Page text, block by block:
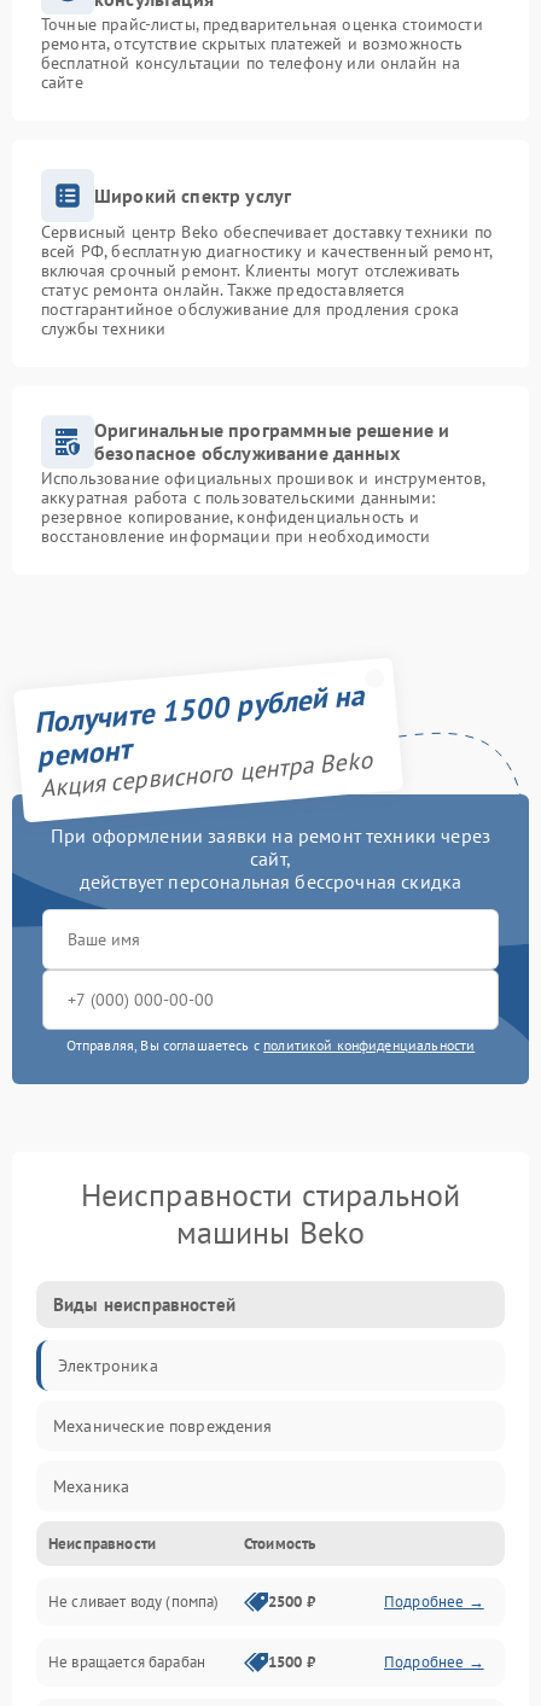
Точные прайс-листы, предварительная оценка стоимости
ремонта, отсутствие скрытых платежей и возможность
бесплатной консультации по телефону или онлайн на
сайте
Широкий спектр услуг
Сервисный центр Beko обеспечивает доставку техники по
всей РФ, бесплатную диагностику и качественный ремонт,
включая срочный ремонт. Клиенты могут отслеживать
статус ремонта онлайн. Также предоставляется
постгарантийное обслуживание для продления срока
службы техники
Оригинальные программные решение и
безопасное обслуживание данных
Использование официальных прошивок и инструментов,
аккуратная работа с пользовательскими данными:
резервное копирование, конфиденциальность и
восстановление информации при необходимости
Получите 1500 рублей на
ремонт
Акция сервисного центра Beko
При оформлении заявки на ремонт техники через
сайт,
действует персональная бессрочная скидка
Отправляя, Вы соглашаетесь с политикой конфиденциальности
Неисправности стиральной
машины Beko
Виды неисправностей
Электроника
Механические повреждения
Механика
Электропитание
Водоснабжение
Слив
Неисправности Стоимость
Не сливает воду (помпа) 2500 ₽ Подробнее →
Не вращается барабан 1500 ₽ Подробнее →